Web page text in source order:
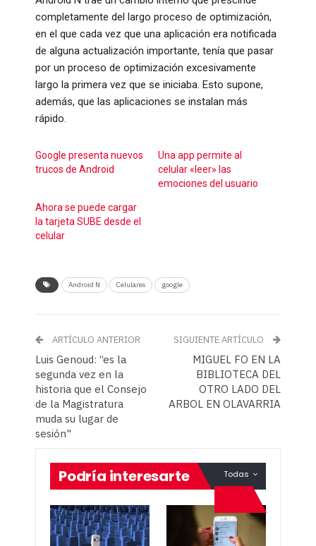
completamente del largo proceso de optimización,
en el que cada vez que una aplicación era notificada
de alguna actualización importante, tenía que pasar
por un proceso de optimización excesivamente
largo la primera vez que se iniciaba. Esto supone,
además, que las aplicaciones se instalan más
rápido.
Google presenta nuevos
trucos de Android
Una app permite al
celular «leer» las
emociones del usuario
Ahora se puede cargar
la tarjeta SUBE desde el
celular
Android N Celulares google
ARTÍCULO ANTERIOR
Luis Genoud: “es la
segunda vez en la
historia que el Consejo
de la Magistratura
muda su lugar de
sesión"
SIGUIENTE ARTÍCULO
MIGUEL FO EN LA
BIBLIOTECA DEL
OTRO LADO DEL
Todas
Podría interesarte